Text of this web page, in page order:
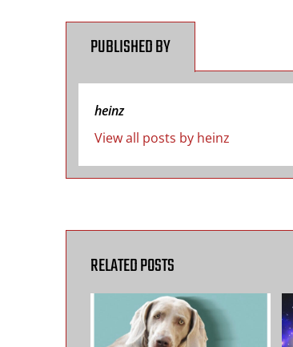
PUBLISHED BY
heinz
View all posts by heinz
RELATED POSTS